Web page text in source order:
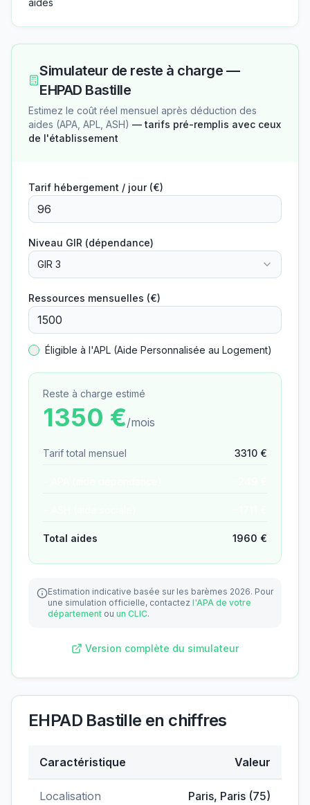
aides
Simulateur de reste à charge —
EHPAD Bastille
Estimez le coût réel mensuel après déduction des
aides (APA, APL, ASH) — tarifs pré-remplis avec ceux
de l'établissement
Tarif hébergement / jour (€)
Niveau GIR (dépendance)
GIR 3
Ressources mensuelles (€)
Éligible à l'APL (Aide Personnalisée au Logement)
Reste à charge estimé
1350 €/mois
Tarif total mensuel 3310 €
Total aides 1960 €
Estimation indicative basée sur les barèmes 2026. Pour
une simulation officielle, contactez l'APA de votre
département ou un CLIC.
Version complète du simulateur
EHPAD Bastille en chiffres
Caractéristique Valeur
Localisation Paris, Paris (75)